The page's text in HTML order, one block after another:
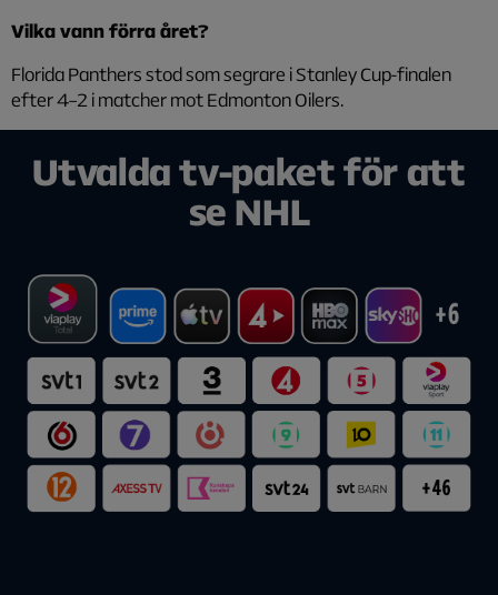
Vilka vann förra året?
Florida Panthers stod som segrare i Stanley Cup-finalen
efter 4–2 i matcher mot Edmonton Oilers.
Utvalda tv-paket för att
se NHL